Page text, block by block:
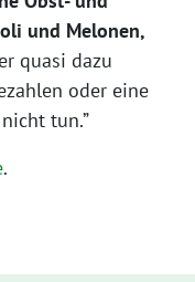
und Melonen,
quasi dazu
oder eine
tun.”
.